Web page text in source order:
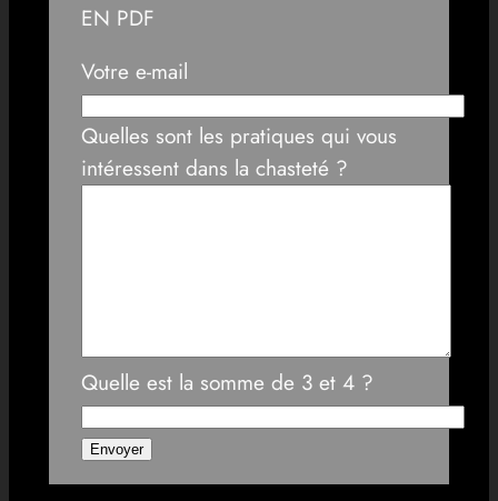
EN PDF
Votre e-mail
Quelles sont les pratiques qui vous
intéressent dans la chasteté ?
Quelle est la somme de 3 et 4 ?